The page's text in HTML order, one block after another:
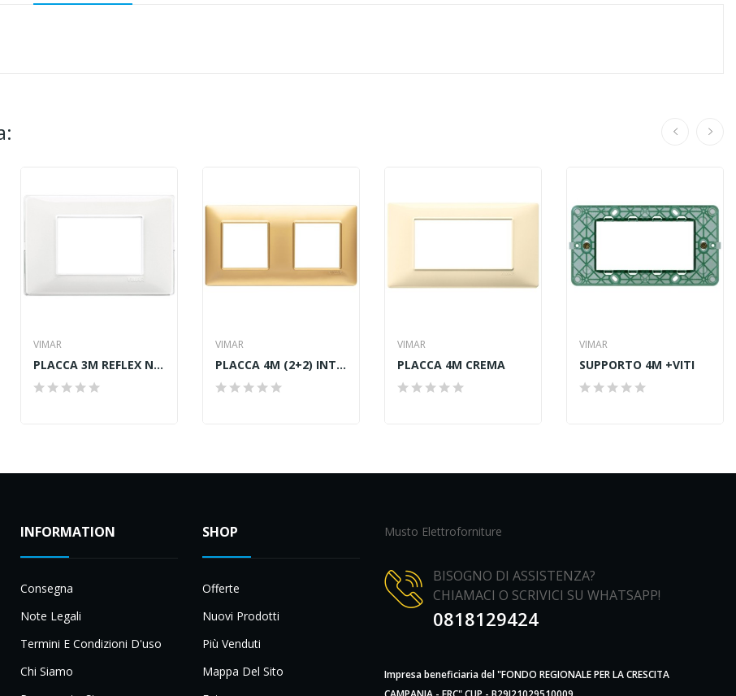
VIMAR
PLACCA 3M REFLEX NEVE
VIMAR
PLACCA 4M (2+2) INT71 ORO OPACO
VIMAR
PLACCA 4M CREMA
VIMAR
SUPPORTO 4M +VITI
INFORMATION
Consegna
Note Legali
Termini E Condizioni D'uso
Chi Siamo
SHOP
Offerte
Nuovi Prodotti
Più Venduti
Mappa Del Sito
Musto Elettroforniture
BISOGNO DI ASSISTENZA?
CHIAMACI O SCRIVICI SU WHATSAPP!
0818129424
Impresa beneficiaria del "FONDO REGIONALE PER LA CRESCITA